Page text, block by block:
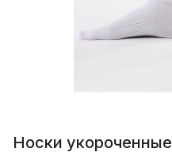
Носки укороченные